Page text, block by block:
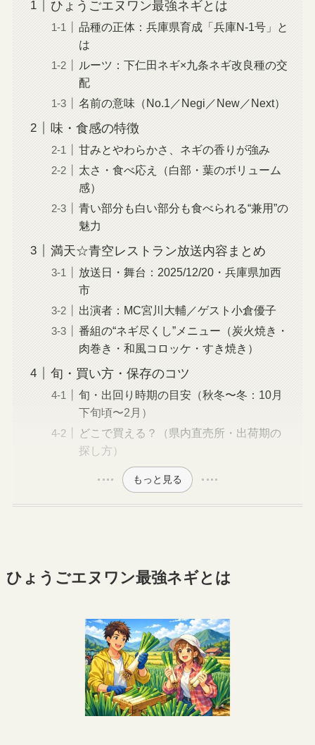
ひょうごエヌワン最強ネギとは
品種の正体：兵庫県育成「兵庫N-1号」と
は
ルーツ：下仁田ネギ×九条ネギ改良種の交
配
名前の意味（No.1／Negi／New／Next）
味・食感の特徴
甘みとやわらかさ、ネギの香りが強み
太さ・食べ応え（白部・葉のボリューム
感）
青い部分も白い部分も食べられる“兼用”の
魅力
満天☆青空レストラン放送内容まとめ
放送日・舞台：2025/12/20・兵庫県加西
市
出演者：MC宮川大輔／ゲスト小倉優子
番組の“ネギ尽くし”メニュー（炭火焼き・
肉巻き・和風コロッケ・すき焼き）
旬・買い方・保存のコツ
旬・出回り時期の目安（秋冬〜冬：10月
下旬頃〜2月）
どこで買える？（県内直売所・出荷期の
探し方）
もっと見る
ひょうごエヌワン最強ネギとは